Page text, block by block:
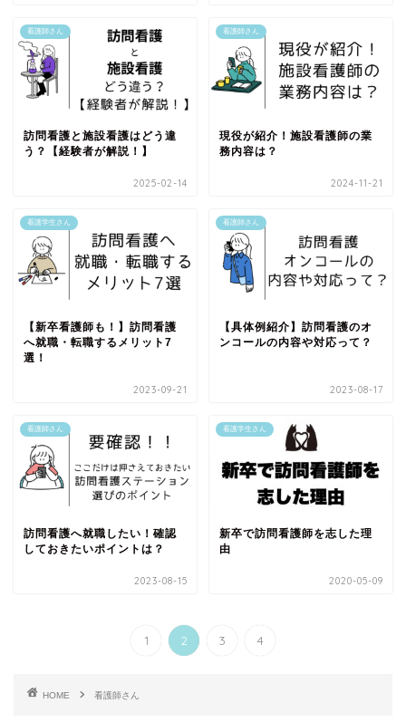
看護師さん
訪問看護と施設看護はどう違
う？【経験者が解説！】
2025-02-14
看護師さん
現役が紹介！施設看護師の業
務内容は？
2024-11-21
看護学生さん
【新卒看護師も！】訪問看護
へ就職・転職するメリット7
選！
2023-09-21
看護師さん
【具体例紹介】訪問看護のオ
ンコールの内容や対応って？
2023-08-17
看護師さん
訪問看護へ就職したい！確認
しておきたいポイントは？
2023-08-15
看護学生さん
新卒で訪問看護師を志した理
由
2020-05-09
1 2 3 4
HOME 看護師さん